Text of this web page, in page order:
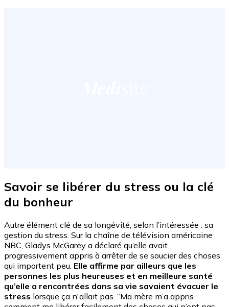
Savoir se libérer du stress ou la clé
du bonheur
Autre élément clé de sa longévité, selon l’intéressée : sa
gestion du stress. Sur la chaîne de télévision américaine
NBC, Gladys McGarey a déclaré qu’elle avait
progressivement appris à arrêter de se soucier des choses
qui importent peu. Elle affirme par ailleurs que les
personnes les plus heureuses et en meilleure santé
qu’elle a rencontrées dans sa vie savaient évacuer le
stress lorsque ça n'allait pas. “Ma mère m’a appris